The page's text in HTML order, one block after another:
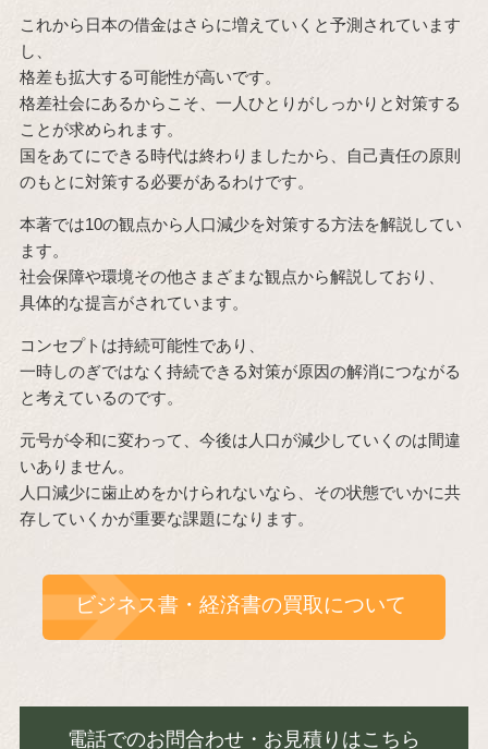
これから日本の借金はさらに増えていくと予測されています
し、
格差も拡大する可能性が高いです。
格差社会にあるからこそ、一人ひとりがしっかりと対策する
ことが求められます。
国をあてにできる時代は終わりましたから、自己責任の原則
のもとに対策する必要があるわけです。
本著では10の観点から人口減少を対策する方法を解説してい
ます。
社会保障や環境その他さまざまな観点から解説しており、
具体的な提言がされています。
コンセプトは持続可能性であり、
一時しのぎではなく持続できる対策が原因の解消につながる
と考えているのです。
元号が令和に変わって、今後は人口が減少していくのは間違
いありません。
人口減少に歯止めをかけられないなら、その状態でいかに共
存していくかが重要な課題になります。
ビジネス書・経済書の買取について
電話でのお問合わせ・お見積りはこちら